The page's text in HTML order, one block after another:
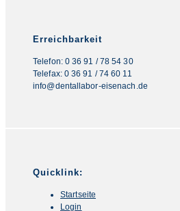
Erreichbarkeit
Telefon: 0 36 91 / 78 54 30
Telefax: 0 36 91 / 74 60 11
info@dentallabor-eisenach.de
Quicklink:
Startseite
Login